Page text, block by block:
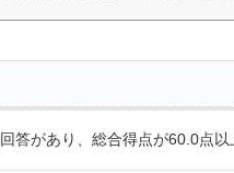
答があり、総合得点が60.0点以